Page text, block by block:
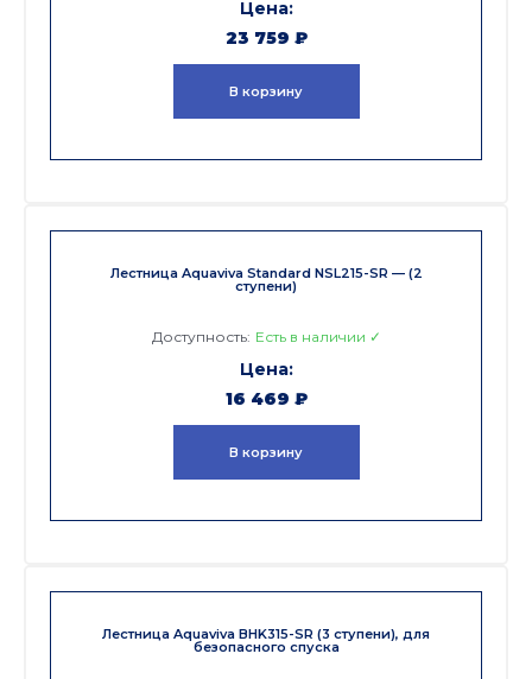
23 759 ₽
В корзину
Лестница Aquaviva Standard NSL215-SR — (2
ступени)
Доступность: Есть в наличии ✓
16 469 ₽
В корзину
Лестница Aquaviva BHK315-SR (3 ступени), для
безопасного спуска